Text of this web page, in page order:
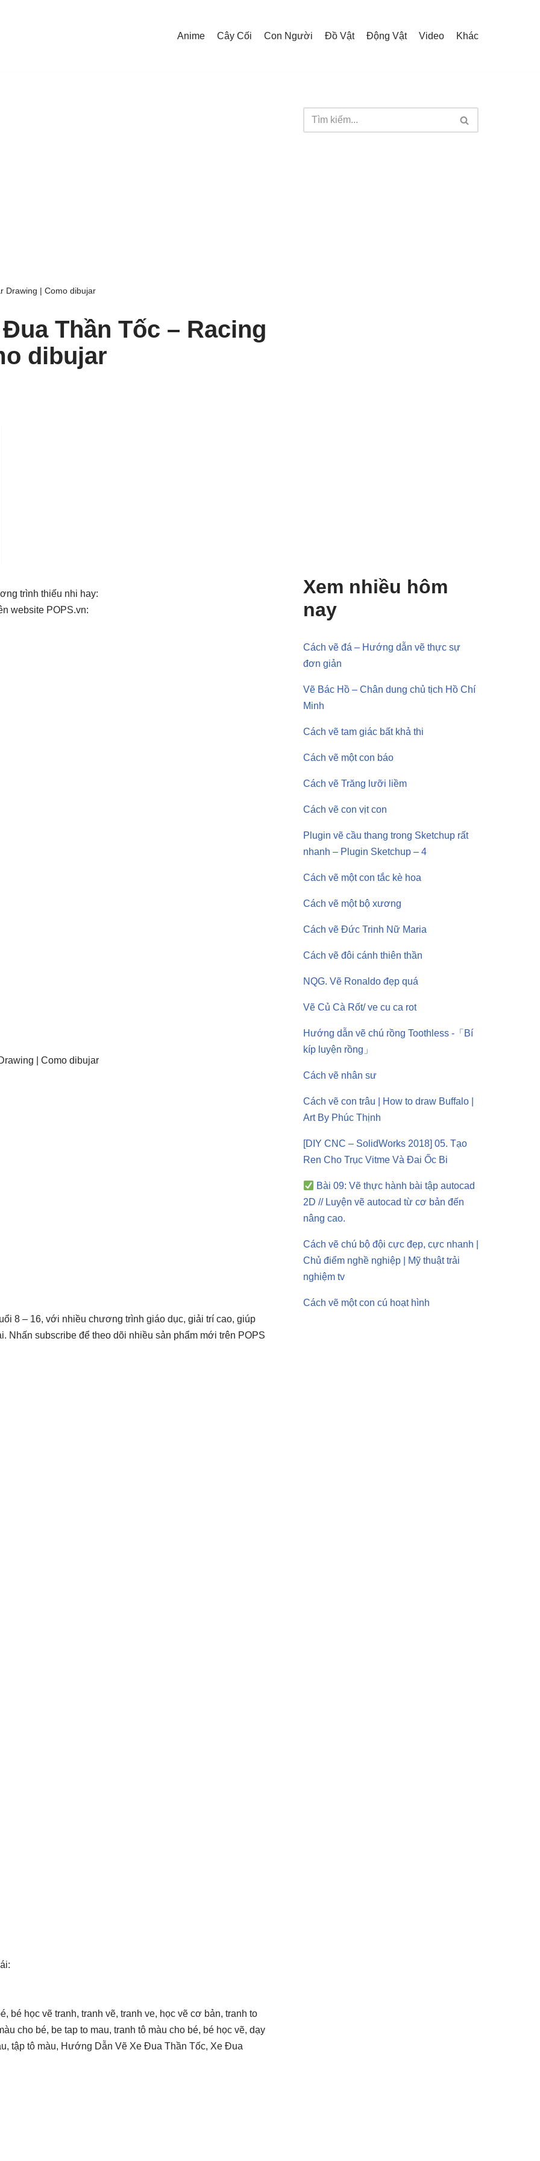
Anime Cây Cối Con Người Đồ Vật Động Vật Video Khác
Drawing | Como dibujar
Thần Tốc – Racing
dibujar
trình thiếu nhi hay:
website POPS.vn:
| Como dibujar
8 – 16, với nhiều chương trình giáo dục, giải trí cao, giúp
Nhấn subscribe để theo dõi nhiều sản phẩm mới trên POPS
bé học vẽ tranh, tranh vẽ, tranh ve, học vẽ cơ bản, tranh to
cho bé, be tap to mau, tranh tô màu cho bé, bé học vẽ, dạy
tập tô màu, Hướng Dẫn Vẽ Xe Đua Thần Tốc, Xe Đua
Xem nhiều hôm
nay
Cách vẽ đá – Hướng dẫn vẽ thực sự
đơn giản
Vẽ Bác Hồ – Chân dung chủ tịch Hồ Chí
Minh
Cách vẽ tam giác bất khả thi
Cách vẽ một con báo
Cách vẽ Trăng lưỡi liềm
Cách vẽ con vịt con
Plugin vẽ cầu thang trong Sketchup rất
nhanh – Plugin Sketchup – 4
Cách vẽ một con tắc kè hoa
Cách vẽ một bộ xương
Cách vẽ Đức Trinh Nữ Maria
Cách vẽ đôi cánh thiên thần
NQG. Vẽ Ronaldo đẹp quá
Vẽ Củ Cà Rốt/ ve cu ca rot
Hướng dẫn vẽ chú rồng Toothless -「Bí
kíp luyện rồng」
Cách vẽ nhân sư
Cách vẽ con trâu | How to draw Buffalo |
Art By Phúc Thịnh
[DIY CNC – SolidWorks 2018] 05. Tạo
Ren Cho Trục Vitme Và Đai Ốc Bi
Bài 09: Vẽ thực hành bài tập autocad
2D // Luyện vẽ autocad từ cơ bản đến
nâng cao.
Cách vẽ chú bộ đội cực đẹp, cực nhanh |
Chủ điểm nghề nghiệp | Mỹ thuật trải
nghiệm tv
Cách vẽ một con cú hoạt hình